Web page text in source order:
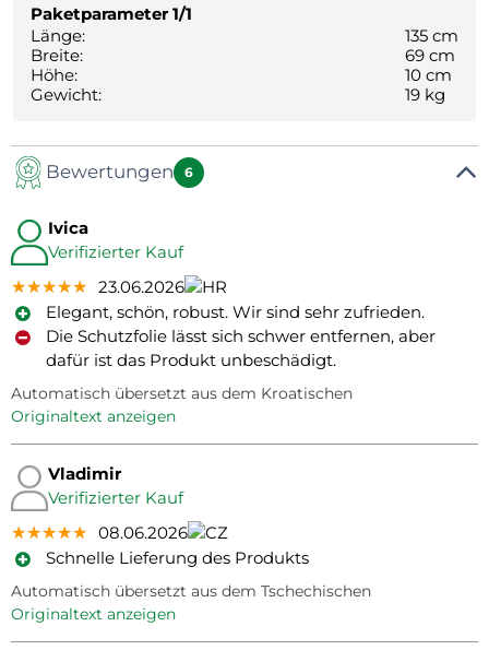
Paketparameter 1/1
Länge:
135 cm
Breite:
69 cm
Höhe:
10 cm
Gewicht:
19 kg
Bewertungen 6
Ivica
Verifizierter Kauf
★★★★★
★★★★★
★★★★★ 23.06.2026
Elegant, schön, robust. Wir sind sehr zufrieden.
Die Schutzfolie lässt sich schwer entfernen, aber
dafür ist das Produkt unbeschädigt.
Automatisch übersetzt aus dem Kroatischen
Originaltext anzeigen
Vladimir
Verifizierter Kauf
★★★★★
★★★★★
★★★★★ 08.06.2026
Schnelle Lieferung des Produkts
Automatisch übersetzt aus dem Tschechischen
Originaltext anzeigen